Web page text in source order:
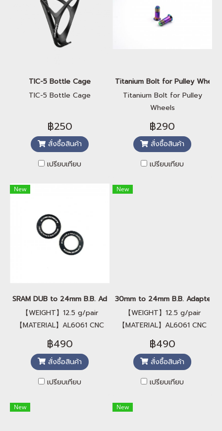
TIC-5 Bottle Cage
TIC-5 Bottle Cage
฿250
สั่งซื้อสินค้า
เปรียบเทียบ
Titanium Bolt for Pulley Wheels
Titanium Bolt for Pulley
Wheels
฿290
สั่งซื้อสินค้า
เปรียบเทียบ
New
SRAM DUB to 24mm B.B. Adapter
【WEIGHT】12.5 g/pair
【MATERIAL】AL6061 CNC
【COLOR】Black
【COMPATIBILITY】 SRAM
DUB to BSA30, ITA30, BB30,
฿490
สั่งซื้อสินค้า
เปรียบเทียบ
New
30mm to 24mm B.B. Adapter
【WEIGHT】12.5 g/pair
【MATERIAL】AL6061 CNC
【COLOR】Black
【COMPATIBILITY】 BSA30,
ITA30, BB30, BBRight, PF30,
฿490
สั่งซื้อสินค้า
เปรียบเทียบ
New New